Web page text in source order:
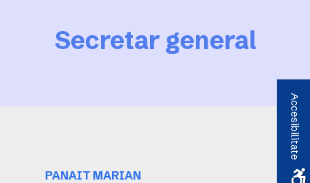
Secretar general
PANAIT MARIAN
Accesibilitate